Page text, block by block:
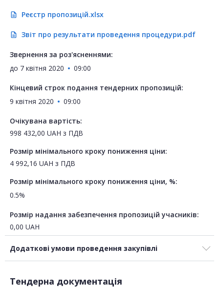
description Реєстр пропозицій.xlsx
description Звіт про результати проведення процедури.pdf
Звернення за роз'ясненнями:
до 7 квітня 2020 09:00
Кінцевий строк подання тендерних пропозицій:
9 квітня 2020
09:00
Очікувана вартість:
998 432,00 UAH з ПДВ
Розмір мінімального кроку пониження ціни:
4 992,16 UAH з ПДВ
Розмір мінімального кроку пониження ціни, %:
0.5%
Розмір надання забезпечення пропозицій учасників:
0,00 UAH
Додаткові умови проведення закупівлі
Тендерна документація